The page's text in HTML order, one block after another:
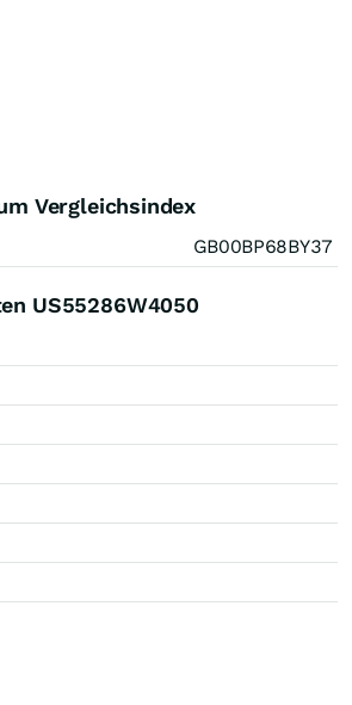
Vergleichsindex
GB00BP68BY37
US55286W4050